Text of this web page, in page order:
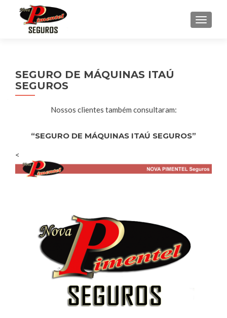
SEGURO DE MÁQUINAS ITAÚ
SEGUROS
Nossos clientes também consultaram:
“SEGURO DE MÁQUINAS ITAÚ SEGUROS”
<